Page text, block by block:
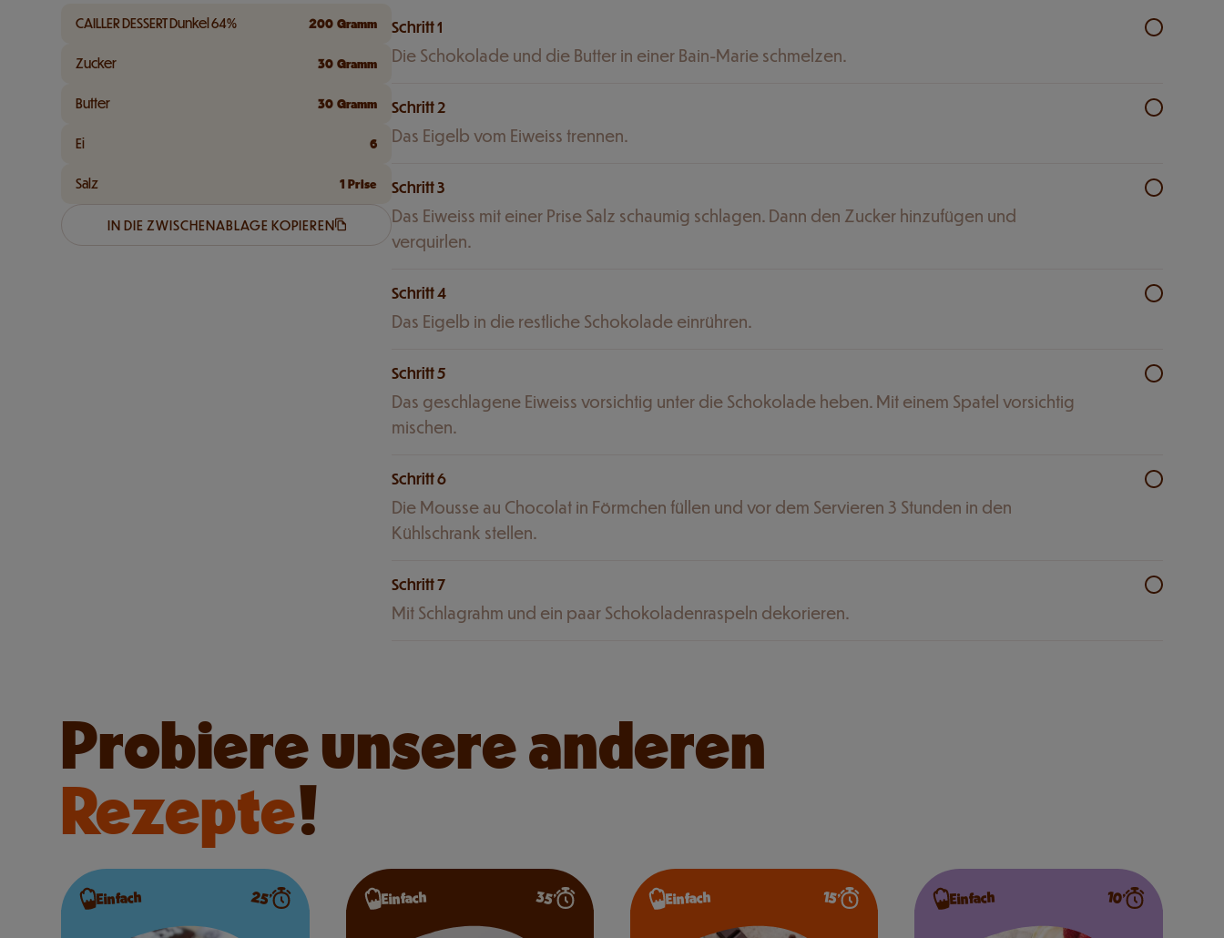
CAILLER DESSERT Dunkel 64% 200 Gramm
Zucker 30 Gramm
Butter 30 Gramm
Ei 6
Salz 1 Prise
IN DIE ZWISCHENABLAGE KOPIEREN
Schritt 1
Die Schokolade und die Butter in einer Bain-Marie schmelzen.
Schritt 2
Das Eigelb vom Eiweiss trennen.
Schritt 3
Das Eiweiss mit einer Prise Salz schaumig schlagen. Dann den Zucker hinzufügen und
verquirlen.
Schritt 4
Das Eigelb in die restliche Schokolade einrühren.
Schritt 5
Das geschlagene Eiweiss vorsichtig unter die Schokolade heben. Mit einem Spatel vorsichtig
mischen.
Schritt 6
Die Mousse au Chocolat in Förmchen füllen und vor dem Servieren 3 Stunden in den
Kühlschrank stellen.
Schritt 7
Mit Schlagrahm und ein paar Schokoladenraspeln dekorieren.
Probiere unsere anderen
Rezepte!
Einfach 25’ Einfach 35’ Einfach 15’ Einfach 10’